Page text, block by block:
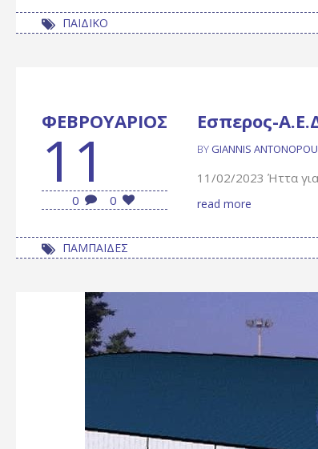
ΠΑΙΔΙΚΟ
ΦΕΒΡΟΥΆΡΙΟΣ
11
0 0
Εσπερος-
BY GIANNIS
11/02/2023 Ήττα
read more
ΠΑΜΠΑΙΔΕΣ